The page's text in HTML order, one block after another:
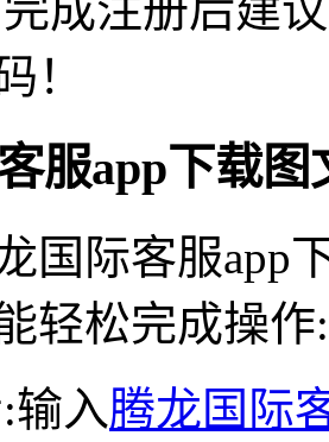
！
服app下载
国际客服app
轻松完成操作:
输入腾龙国际